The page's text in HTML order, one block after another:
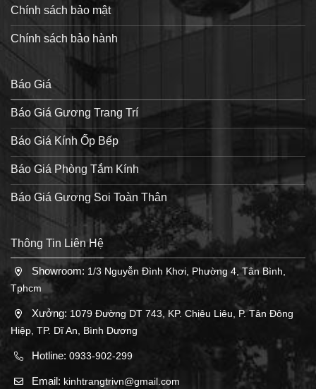
Chính sách bảo mật
Chính sách bảo hành
Báo Giá
Báo Giá Gương Trang Trí
Báo Giá Kính Ốp Bếp
Báo Giá Phòng Tắm Kính
Báo Giá Gương Soi Toàn Thân
Thông Tin Liên Hệ
Showroom: 1/3 Nguyễn Đình Khơi, Phường 4, Tân Bình,
Tphcm
Xưởng: 1079 Đường DT 743, KP. Chiêu Liêu, P. Tân Đông
Hiệp, TP. Dĩ An, Bình Dương
Hotline: 0933-902-299
Email: kinhtrangtrivn@gmail.com